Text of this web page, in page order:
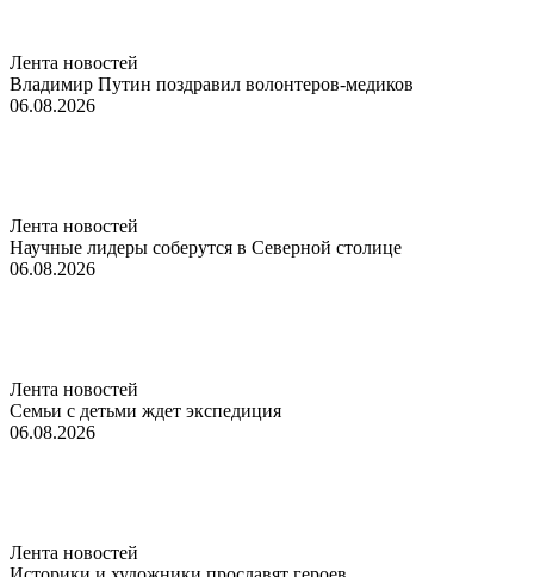
Лента новостей
Владимир Путин поздравил волонтеров-медиков
06.08.2026
Лента новостей
Научные лидеры соберутся в Северной столице
06.08.2026
Лента новостей
Семьи с детьми ждет экспедиция
06.08.2026
Лента новостей